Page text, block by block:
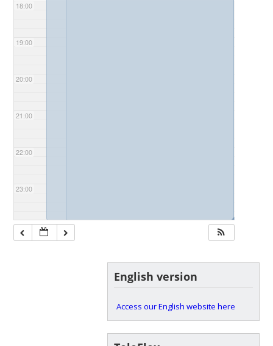
18:00
19:00
20:00
21:00
22:00
23:00
◢◢
English version
Access our English website here